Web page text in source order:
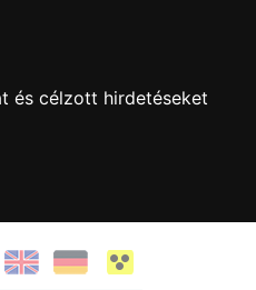
és célzott hirdetéseket